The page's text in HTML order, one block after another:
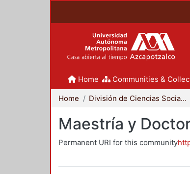
Home Communities &
Home División de Ciencias Sociales y Humanidades
Maestría y
Permanent URI for this community